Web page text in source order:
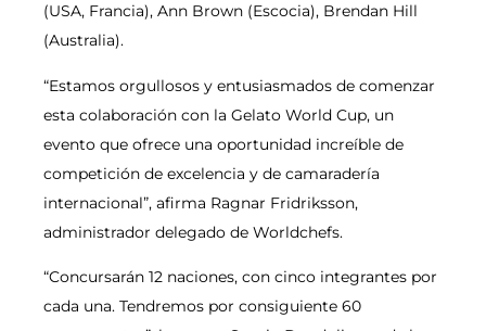
(USA, Francia), Ann Brown (Escocia), Brendan Hill
(Australia).
“Estamos orgullosos y entusiasmados de comenzar
esta colaboración con la Gelato World Cup, un
evento que ofrece una oportunidad increíble de
competición de excelencia y de camaradería
internacional”, afirma Ragnar Fridriksson,
administrador delegado de Worldchefs.
“Concursarán 12 naciones, con cinco integrantes por
cada una. Tendremos por consiguiente 60